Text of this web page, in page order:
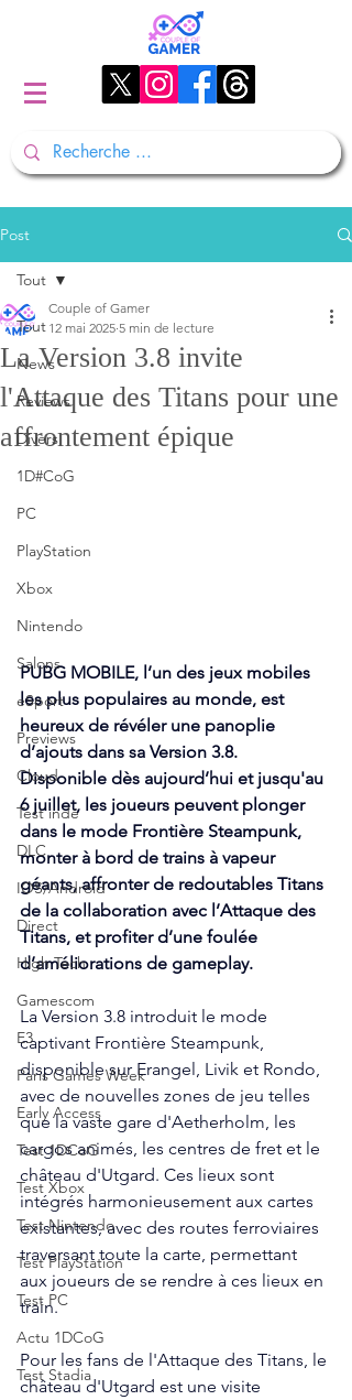
Post
Tout
News
Reviews
Divers
1D#CoG
PC
PlayStation
Xbox
Nintendo
Salons
eSport
Previews
Cloud
Test indé
DLC
IOS/Android
Direct
High Tech
Gamescom
E3
Paris Games Week
Early Access
Test 1DCoG
Test Xbox
Test Nintendo
Test PlayStation
Test PC
Actu 1DCoG
Test Stadia
Tout
La Version 3.8 invite
l'Attaque des Titans pour une
affrontement épique
Couple of Gamer
12 mai 2025 5 min de lecture
PUBG MOBILE, l’un des jeux mobiles
les plus populaires au monde, est
heureux de révéler une panoplie
d’ajouts dans sa Version 3.8.
Disponible dès aujourd’hui et jusqu'au
6 juillet, les joueurs peuvent plonger
dans le mode Frontière Steampunk,
monter à bord de trains à vapeur
géants, affronter de redoutables Titans
de la collaboration avec l’Attaque des
Titans, et profiter d’une foulée
d’améliorations de gameplay.
La Version 3.8 introduit le mode
captivant Frontière Steampunk,
disponible sur Erangel, Livik et Rondo,
avec de nouvelles zones de jeu telles
que la vaste gare d'Aetherholm, les
cargos animés, les centres de fret et le
château d'Utgard. Ces lieux sont
intégrés harmonieusement aux cartes
existantes, avec des routes ferroviaires
traversant toute la carte, permettant
aux joueurs de se rendre à ces lieux en
train.
Pour les fans de l'Attaque des Titans, le
château d'Utgard est une visite